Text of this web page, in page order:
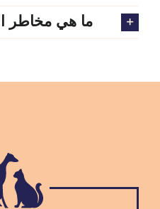
ما هي مخاطر